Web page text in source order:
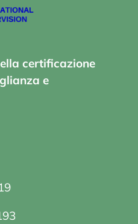
certificazione
e
9